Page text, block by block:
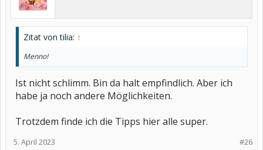
Zitat von tilia: ↑
Menno!
Ist nicht schlimm. Bin da halt empfindlich. Aber ich
habe ja noch andere Möglichkeiten.
Trotzdem finde ich die Tipps hier alle super.
#26
5. April 2023